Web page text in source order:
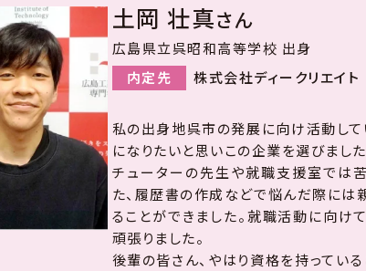
土岡 壮真さん
広島県立呉昭和高等学校 出身
内定先
株式会社ディークリエイト
私の出身地呉市の発展に向け活動して
になりたいと思いこの企業を選びました
チューターの先生や就職支援室では
た、履歴書の作成などで悩んだ際には
ることができました。就職活動に向け
頑張りました。
後輩の皆さん、やはり資格を持ってい